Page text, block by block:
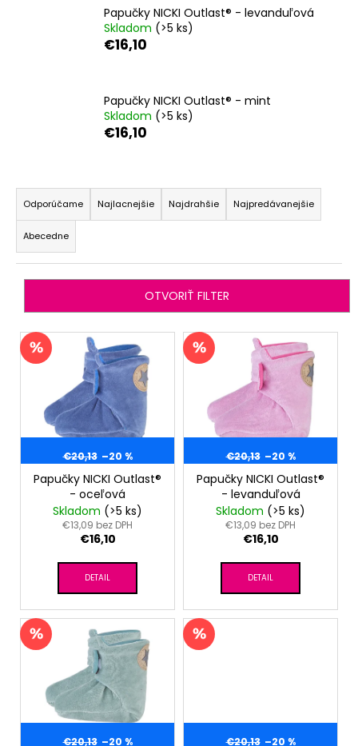
Papučky NICKI Outlast® - levanduľová
Skladom (>5 ks)
€16,10
Papučky NICKI Outlast® - mint
Skladom (>5 ks)
€16,10
R
a
d
e
n
e
p
r
k
Odporúčame Najlacnejšie Najdrahšie Najpredávanejšie
Abecedne
OTVORIŤ FILTER
V
ý
p
r
v
€20,13 –20 %
Papučky NICKI Outlast®
- oceľová
Skladom (>5 ks)
€13,09 bez DPH
€16,10
DETAIL
€20,13 –20 %
Papučky NICKI Outlast®
- levanduľová
Skladom (>5 ks)
€13,09 bez DPH
€16,10
DETAIL
€20,13 –20 % €20,13 –20 %
HĽADAŤ
O
o
ú
č
POLODUPAČKY
ŠMYK
OUTLAST®